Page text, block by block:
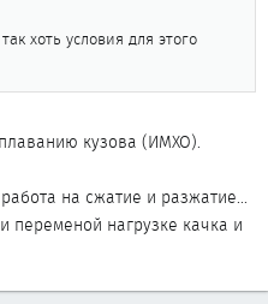
хоть условия для этого
кузова (ИМХО).
на сжатие и разжатие...
переменой нагрузке качка и